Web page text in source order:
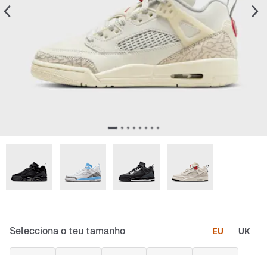
Selecciona o teu tamanho EU UK